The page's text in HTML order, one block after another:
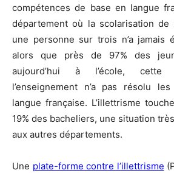
compétences de base en langue
département où la scolarisation de
une personne sur trois n’a jamais
alors que près de 97% des
aujourd’hui à l’école, cette
l’enseignement n’a pas résolu
langue française. L’illettrisme
19% des bacheliers, une situation
aux autres départements.
Une plate-forme contre l’illettrisme